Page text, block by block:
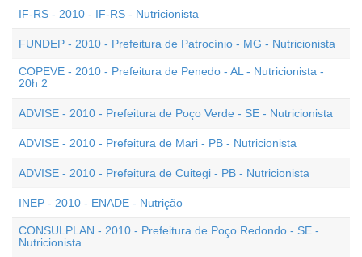
IF-RS - 2010 - IF-RS - Nutricionista
FUNDEP - 2010 - Prefeitura de Patrocínio - MG - Nutricionista
COPEVE - 2010 - Prefeitura de Penedo - AL - Nutricionista -
20h 2
ADVISE - 2010 - Prefeitura de Poço Verde - SE - Nutricionista
ADVISE - 2010 - Prefeitura de Mari - PB - Nutricionista
ADVISE - 2010 - Prefeitura de Cuitegi - PB - Nutricionista
INEP - 2010 - ENADE - Nutrição
CONSULPLAN - 2010 - Prefeitura de Poço Redondo - SE -
Nutricionista